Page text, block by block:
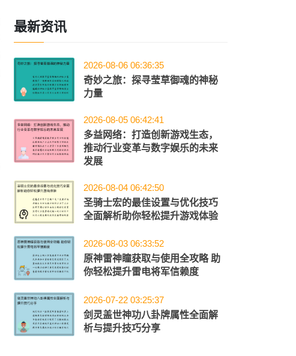
最新资讯
2026-08-06 06:36:35
奇妙之旅：探寻莹草御魂的神秘
力量
2026-08-05 06:42:41
多益网络：打造创新游戏生态，
推动行业变革与数字娱乐的未来
发展
2026-08-04 06:42:50
圣骑士宏的最佳设置与优化技巧
全面解析助你轻松提升游戏体验
2026-08-03 06:33:52
原神雷神瞳获取与使用全攻略 助
你轻松提升雷电将军信赖度
2026-07-22 03:25:37
剑灵盖世神功八卦牌属性全面解
析与提升技巧分享